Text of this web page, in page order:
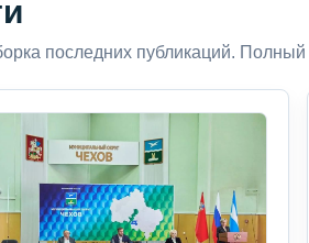
последних публикаций.